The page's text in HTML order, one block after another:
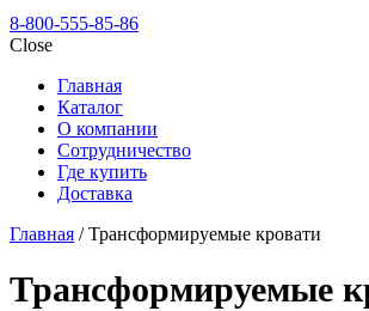
8-800-555-85-86
Close
Главная
Каталог
О компании
Сотрудничество
Где купить
Доставка
Главная / Трансформируемые кровати
Трансформируемые